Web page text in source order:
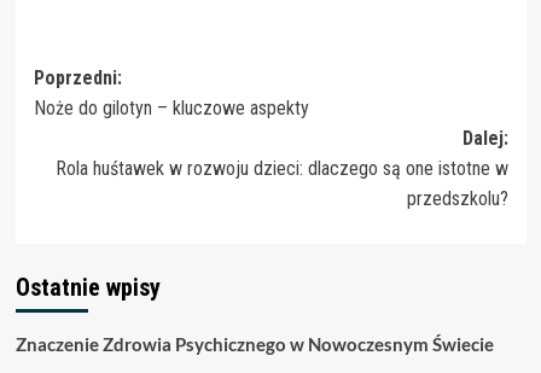
Zobacz
wpisy
Poprzedni:
Noże do gilotyn – kluczowe aspekty
Dalej:
Rola huśtawek w rozwoju dzieci: dlaczego są one istotne w
przedszkolu?
Ostatnie wpisy
Znaczenie Zdrowia Psychicznego w Nowoczesnym Świecie